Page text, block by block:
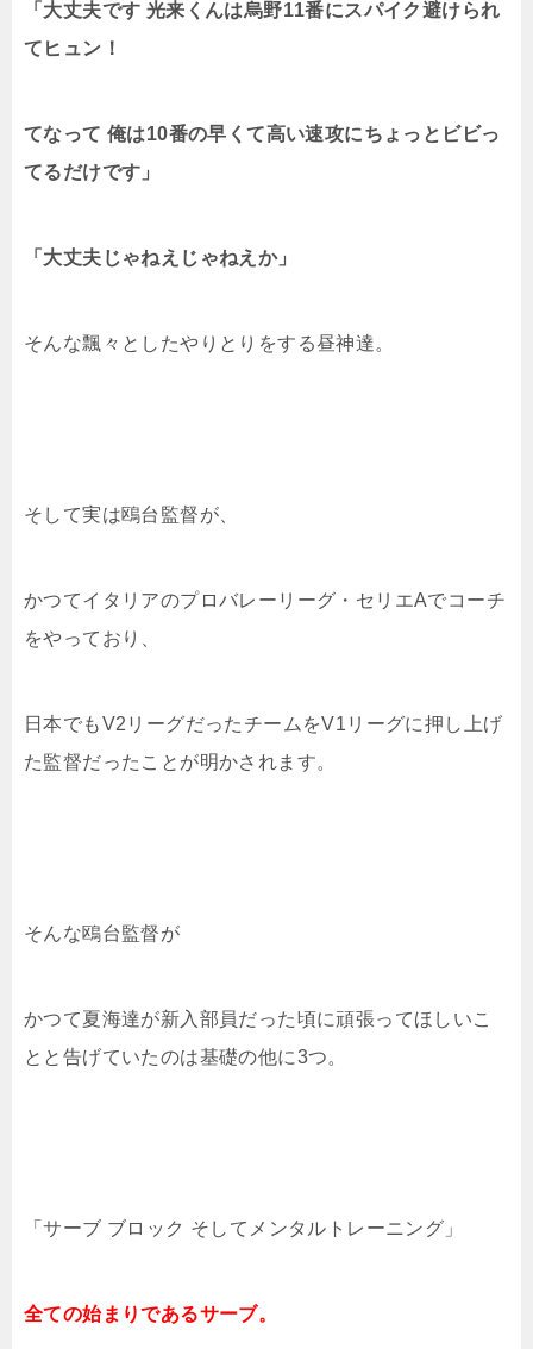
「大丈夫です 光来くんは烏野11番にスパイク避けられ
てヒュン！
てなって 俺は10番の早くて高い速攻にちょっとビビっ
てるだけです」
「大丈夫じゃねえじゃねえか」
そんな飄々としたやりとりをする昼神達。
そして実は鴎台監督が、
かつてイタリアのプロバレーリーグ・セリエAでコーチ
をやっており、
日本でもV2リーグだったチームをV1リーグに押し上げ
た監督だったことが明かされます。
そんな鴎台監督が
かつて夏海達が新入部員だった頃に頑張ってほしいこ
とと告げていたのは基礎の他に3つ。
「サーブ ブロック そしてメンタルトレーニング」
全ての始まりであるサーブ。